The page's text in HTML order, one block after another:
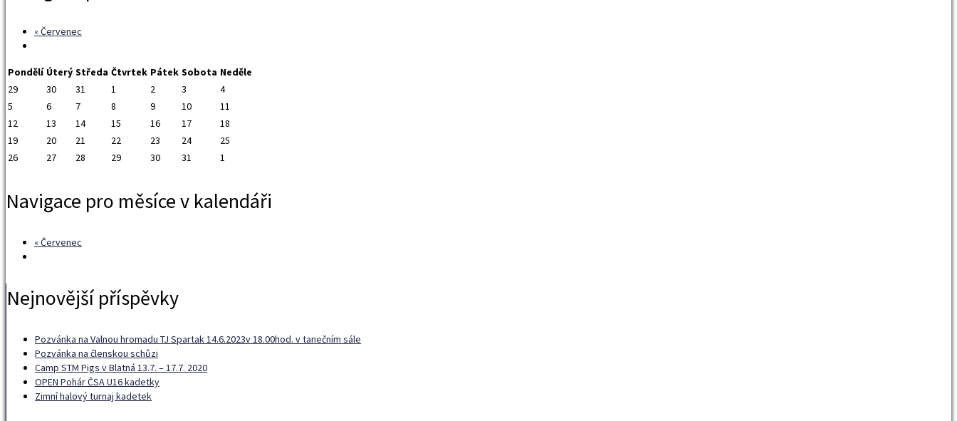
«Červenec
Pondělí Úterý Středa Čtvrtek Pátek Sobota Neděle
29
30 31 1 2 3
4
5
6 7 8 9 10
11
12
13 14 15 16 17
18
19
20 21 22 23 24
25
26
27 28 29 30 31 1
Navigace pro měsíce v kalendáři
«Červenec
Nejnovější příspěvky
Pozvánka na Valnou hromadu TJ Spartak 14.6.2023v 18.00hod. v tanečním sále
Pozvánka na členskou schůzi
Camp STM Pigs v Blatná 13.7. – 17.7. 2020
OPEN Pohár ČSA U16 kadetky
Zimní halový turnaj kadetek